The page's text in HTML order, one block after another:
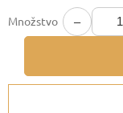
Množstvo −